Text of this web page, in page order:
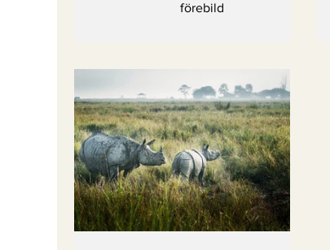
förebild